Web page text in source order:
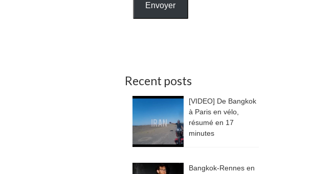
Envoyer
Recent posts
[VIDEO] De Bangkok
à Paris en vélo,
résumé en 17
minutes
Bangkok-Rennes en